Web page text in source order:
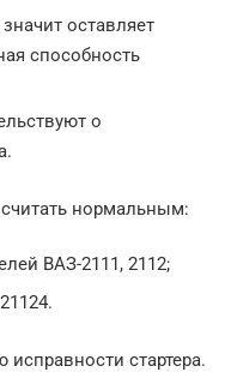
оставляет
способность
о
нормальным:
ВАЗ-2111, 2112;
стартера.